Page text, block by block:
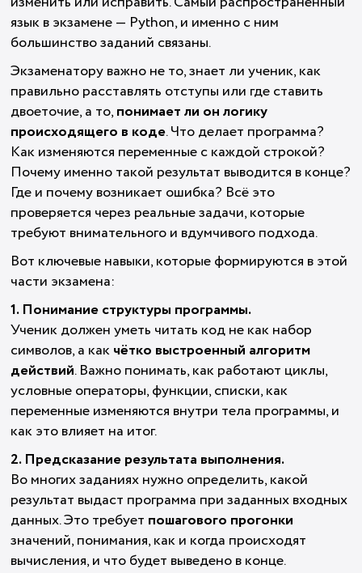
язык в экзамене — Python, и именно с ним
большинство заданий связаны.
Экзаменатору важно не то, знает ли ученик, как
правильно расставлять отступы или где ставить
двоеточие, а то,понимает ли он логику
происходящего в коде. Что делает программа?
Как изменяются переменные с каждой строкой?
Почему именно такой результат выводится в конце?
Где и почему возникает ошибка? Всё это
проверяется через реальные задачи, которые
требуют внимательного и вдумчивого подхода.
Вот ключевые навыки, которые формируются в этой
части экзамена:
1. Понимание структуры программы.
Ученик должен уметь читать код не как набор
символов, а какчётко выстроенный алгоритм
действий. Важно понимать, как работают циклы,
условные операторы, функции, списки, как
переменные изменяются внутри тела программы, и
как это влияет на итог.
2. Предсказание результата выполнения.
Во многих заданиях нужно определить, какой
результат выдаст программа при заданных входных
данных. Это требует пошагового прогонки
значений, понимания, как и когда происходят
вычисления, и что будет выведено в конце.